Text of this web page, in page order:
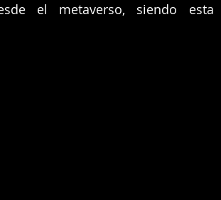
el metaverso, siendo